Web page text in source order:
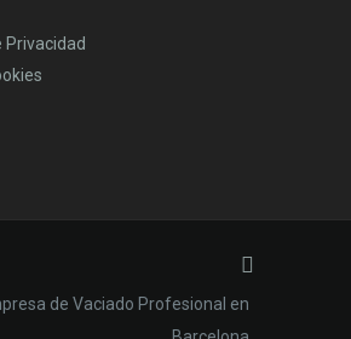
Privacidad
de Vaciado Profesional en